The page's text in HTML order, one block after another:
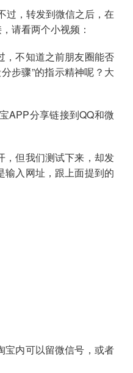
过，转发到微信之后，在
请看两个小视频：
，不知道之前朋友圈能否
步骤”的指示精神呢？大
APP分享链接到QQ和微
，但我们测试下来，却发
输入网址，跟上面提到的
宝内可以留微信号，或者